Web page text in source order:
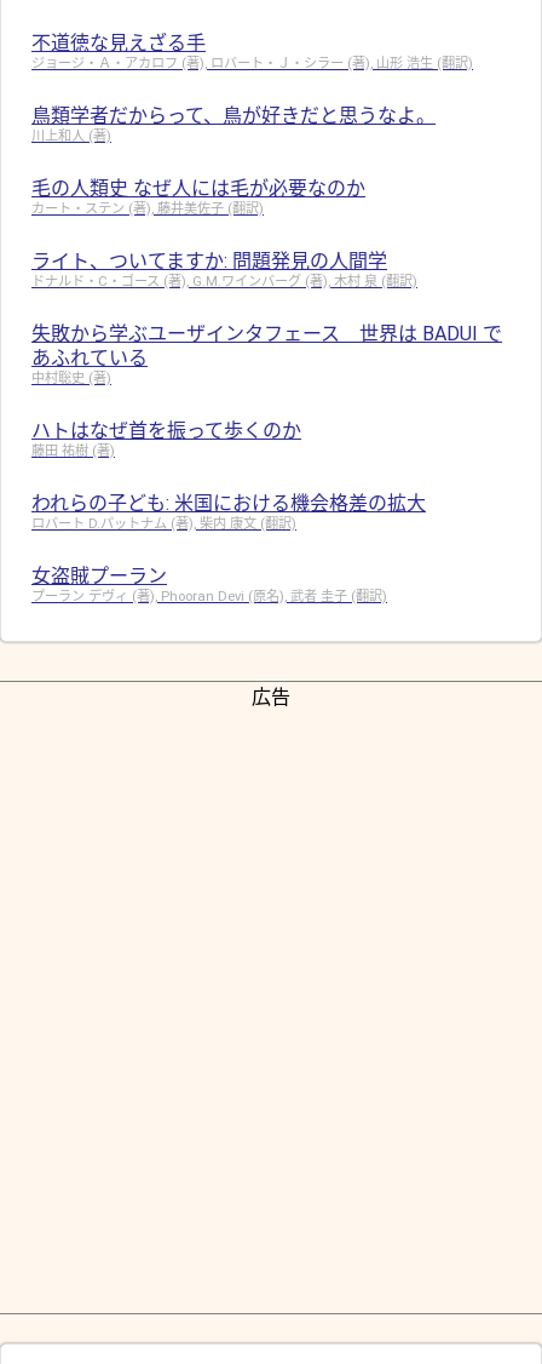
不道徳な見えざる手
ジョージ・Ａ・アカロフ (著), ロバート・Ｊ・シラー (著), 山形 浩生 (翻訳)
鳥類学者だからって、鳥が好きだと思うなよ。
川上和人 (著)
毛の人類史 なぜ人には毛が必要なのか
カート・ステン (著), 藤井美佐子 (翻訳)
ライト、ついてますか: 問題発見の人間学
ドナルド・C・ゴース (著), G.M.ワインバーグ (著), 木村 泉 (翻訳)
失敗から学ぶユーザインタフェース 世界は BADUI で
あふれている
中村聡史 (著)
ハトはなぜ首を振って歩くのか
藤田 祐樹 (著)
われらの子ども: 米国における機会格差の拡大
ロバート D.パットナム (著), 柴内 康文 (翻訳)
女盗賊プーラン
プーラン デヴィ (著), Phooran Devi (原名), 武者 圭子 (翻訳)
広告